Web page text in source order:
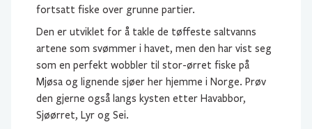
fortsatt fiske over grunne partier.
Den er utviklet for å takle de tøffeste saltvanns
artene som svømmer i havet, men den har vist seg
som en perfekt wobbler til stor-ørret fiske på
Mjøsa og lignende sjøer her hjemme i Norge. Prøv
den gjerne også langs kysten etter Havabbor,
Sjøørret, Lyr og Sei.